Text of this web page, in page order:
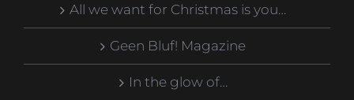
All we want for Christmas is you…
Geen Bluf! Magazine
In the glow of…